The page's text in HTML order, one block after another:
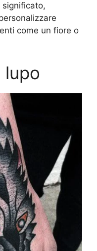
significato,
come un fiore o
lupo